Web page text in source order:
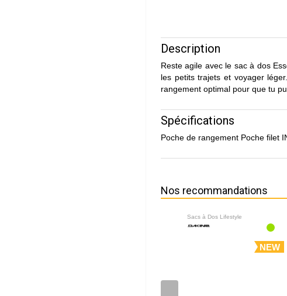
Description
Reste agile avec le sac à dos
les petits trajets et voyager
rangement optimal pour que tu
Spécifications
Poche de rangement Poche filet
Nos recommandations
Sacs à Dos Lifestyle
NEW